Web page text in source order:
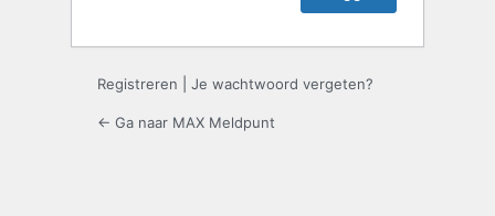
Registreren Je wachtwoord vergeten?
← Ga naar MAX Meldpunt